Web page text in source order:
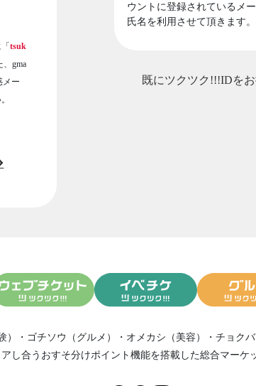
「tsuk
gma
メー
ウントに登録されているメ
氏名を利用させて頂きます。
既にツクツク!!!IDを
） ・ ゴチソウ（グルメ） ・ オメカシ（美容） ・ チョクバ
し合う おすそ分けポイント機能を搭載した総合マーケ